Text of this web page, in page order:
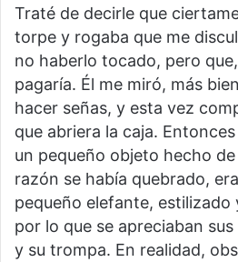
Traté de decirle que
torpe y rogaba que me
no haberlo tocado, pero
pagaría. Él me miró, más
hacer señas, y esta vez
que abriera la caja.
un pequeño objeto hecho
razón se había quebrado,
pequeño elefante,
por lo que se apreciaban
y su trompa. En realidad,